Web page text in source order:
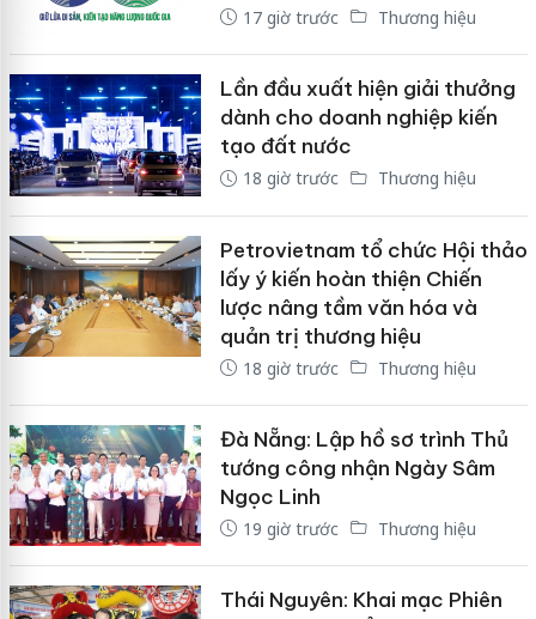
17 giờ trước Thương hiệu
Lần đầu xuất hiện giải thưởng
dành cho doanh nghiệp kiến
tạo đất nước
18 giờ trước Thương hiệu
Petrovietnam tổ chức Hội thảo
lấy ý kiến hoàn thiện Chiến
lược nâng tầm văn hóa và
quản trị thương hiệu
18 giờ trước Thương hiệu
Đà Nẵng: Lập hồ sơ trình Thủ
tướng công nhận Ngày Sâm
Ngọc Linh
19 giờ trước Thương hiệu
Thái Nguyên: Khai mạc Phiên